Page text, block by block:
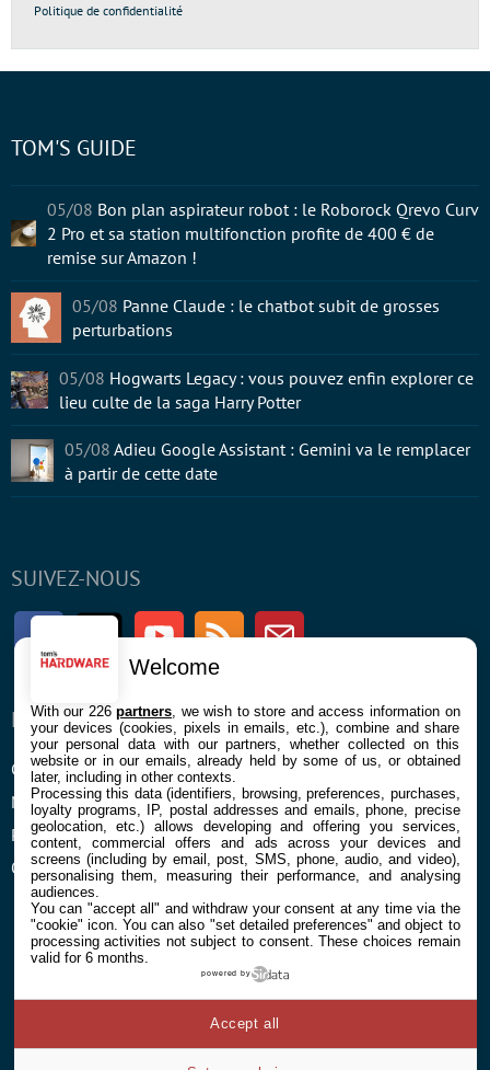
Politique de confidentialité
SUIVEZ-NOUS
FacebookTwitter Youtube RSS Newsletter
ENTREPRISE
Confidentialité et Cookies
Mentions légales et CGU
Préférences Cookies
Qui sommes nous
À PROPOS
Contact
TOM'S GUIDE
05/08 Bon plan aspirateur robot : le Roborock Qrevo Curv
2 Pro et sa station multifonction profite de 400 € de
remise sur Amazon !
05/08 Panne Claude : le chatbot subit de grosses
perturbations
05/08 Hogwarts Legacy : vous pouvez enfin explorer ce
lieu culte de la saga Harry Potter
05/08 Adieu Google Assistant : Gemini va le remplacer
à partir de cette date
Welcome
With our 226partners , we wish to store and access information on
your devices (cookies, pixels in emails, etc.), combine and share
your personal data with our partners, whether collected on this
website or in our emails, already held by some of us, or obtained
later, including in other contexts.
Processing this data (identifiers, browsing, preferences, purchases,
loyalty programs, IP, postal addresses and emails, phone, precise
geolocation, etc.) allows developing and offering you services,
content, commercial offers and ads across your devices and
screens (including by email, post, SMS, phone, audio, and video),
personalising them, measuring their performance, and analysing
audiences.
You can "accept all" and withdraw your consent at any time via the
"cookie" icon. You can also "set detailed preferences" and object to
processing activities not subject to consent. These choices remain
valid for 6 months.
powered by
Accept all